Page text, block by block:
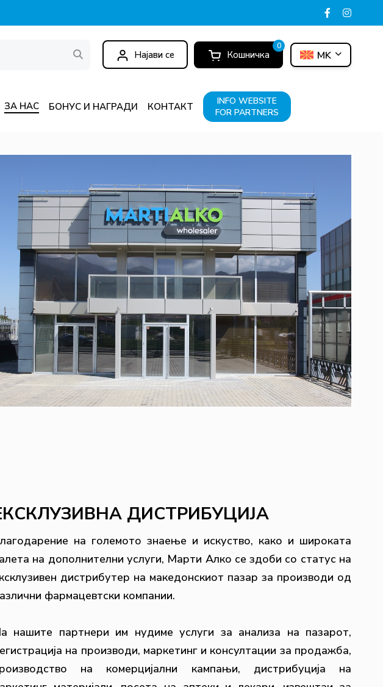
Најави се Кошничка
0
MK
ЗА НАС БОНУС И НАГРАДИ КОНТАКТ
INFO WEBSITE
FOR PARTNERS
ДИСТРИБУЦИЈА
на големото знаење и искуство, како и широката
на дополнителни услуги, Марти Алко се здоби со статус на
дистрибутер на македонскиот пазар за производи од
фармацевтски компании.
нашите партнери им нудиме услуги за анализа на пазарот,
на производи, маркетинг и консултации за продажба,
на комерцијални кампањи, дистрибуција на